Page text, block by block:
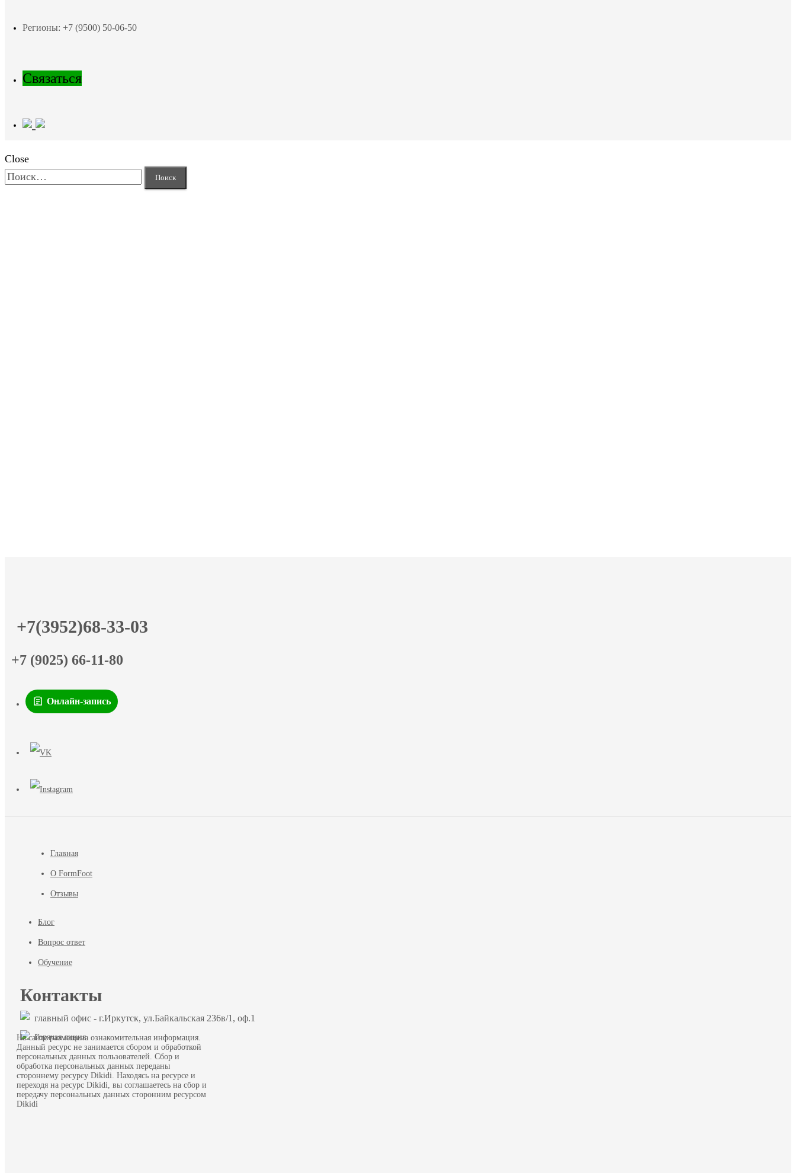
Регионы: +7 (9500) 50-06-50
Связаться
Close
Найти:
+7(3952)68-33-03
+7 (9025) 66-11-80
Онлайн-запись
Главная
О FormFoot
Отзывы
Блог
Вопрос ответ
Обучение
Контакты
главный офис - г.Иркутск, ул.Байкальская 236в/1, оф.1
Горячая линия
На сайте размещена ознакомительная информация.
Данный ресурс не занимается сбором и обработкой
персональных данных пользователей. Сбор и
обработка персональных данных переданы
стороннему ресурсу Dikidi. Находясь на ресурсе и
переходя на ресурс Dikidi, вы соглашаетесь на сбор и
передачу персональных данных сторонним ресурсом
Dikidi